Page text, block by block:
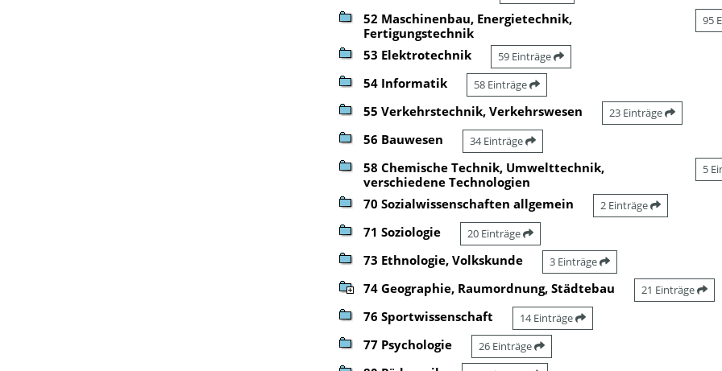
52 Maschinenbau, Energietechnik,
Fertigungstechnik
95
53 Elektrotechnik 59 Einträge
54 Informatik 58 Einträge
55 Verkehrstechnik, Verkehrswesen 23 Einträge
56 Bauwesen 34 Einträge
58 Chemische Technik, Umwelttechnik,
verschiedene Technologien
5
70 Sozialwissenschaften allgemein 2 Einträge
71 Soziologie 20 Einträge
73 Ethnologie, Volkskunde 3 Einträge
74 Geographie, Raumordnung, Städtebau 21 Einträge
76 Sportwissenschaft 14 Einträge
77 Psychologie 26 Einträge